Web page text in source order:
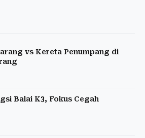
vs Kereta Penumpang di
Balai K3, Fokus Cegah